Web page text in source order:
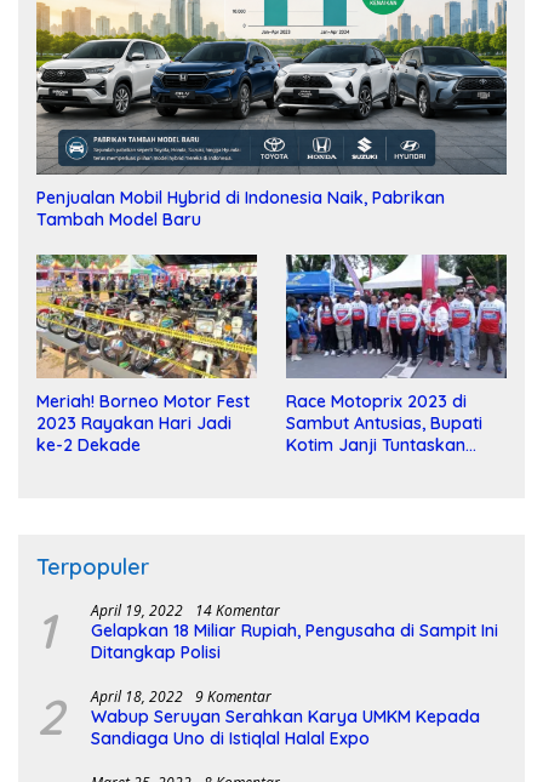
Penjualan Mobil Hybrid di Indonesia Naik, Pabrikan
Tambah Model Baru
Meriah! Borneo Motor Fest
2023 Rayakan Hari Jadi
ke-2 Dekade
Race Motoprix 2023 di
Sambut Antusias, Bupati
Kotim Janji Tuntaskan
Terpopuler
1 April 19, 2022 14 Komentar
Gelapkan 18 Miliar Rupiah, Pengusaha di Sampit Ini
Ditangkap Polisi
2 April 18, 2022 9 Komentar
Wabup Seruyan Serahkan Karya UMKM Kepada
Sandiaga Uno di Istiqlal Halal Expo